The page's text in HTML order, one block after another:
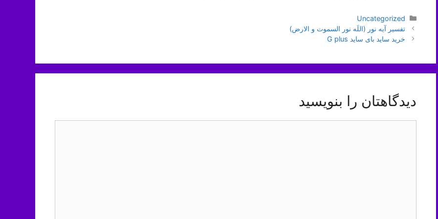
دسته‌ها
Uncategorized
ناوبری
نوشته‌ها
تفسیر آیه نور (اللَه نور السموت و الارض)
خرید ساید بای ساید G plus
دیدگاهتان را بنویسید